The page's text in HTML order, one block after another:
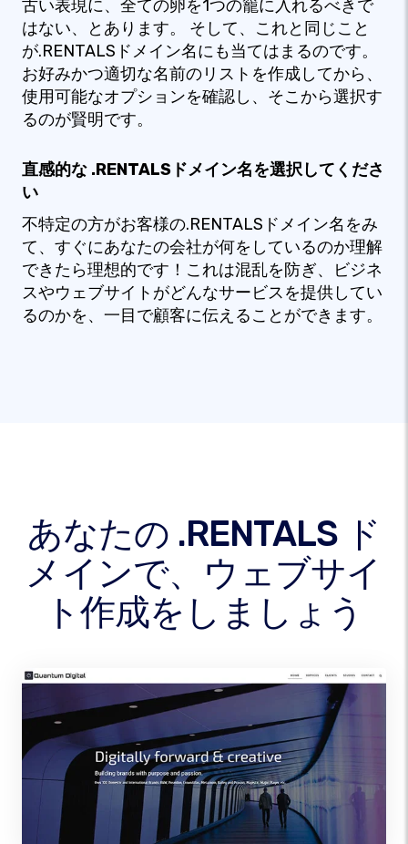
古い表現に、全ての卵を1つの籠に入れるべきで
はない、とあります。 そして、これと同じこと
が.RENTALSドメイン名にも当てはまるのです。
お好みかつ適切な名前のリストを作成してから、
使用可能なオプションを確認し、そこから選択す
るのが賢明です。
直感的な .RENTALSドメイン名を選択してくださ
い
不特定の方がお客様の.RENTALSドメイン名をみ
て、すぐにあなたの会社が何をしているのか理解
できたら理想的です！これは混乱を防ぎ、ビジネ
スやウェブサイトがどんなサービスを提供してい
るのかを、一目で顧客に伝えることができます。
あなたの .RENTALS ド
メインで、ウェブサイ
ト作成をしましょう